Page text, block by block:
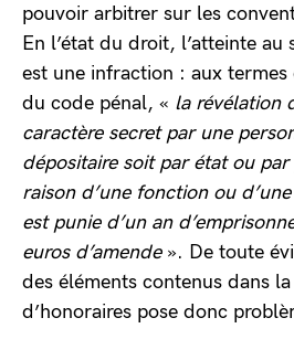
pouvoir arbitrer sur les
En l’état du droit, l’atteinte au
est une infraction : aux
du code pénal, « la révélation
caractère secret par une
dépositaire soit par état ou
raison d’une fonction ou
est punie d’un an
euros d’amende». De toute
des éléments contenus dans
d’honoraires pose donc